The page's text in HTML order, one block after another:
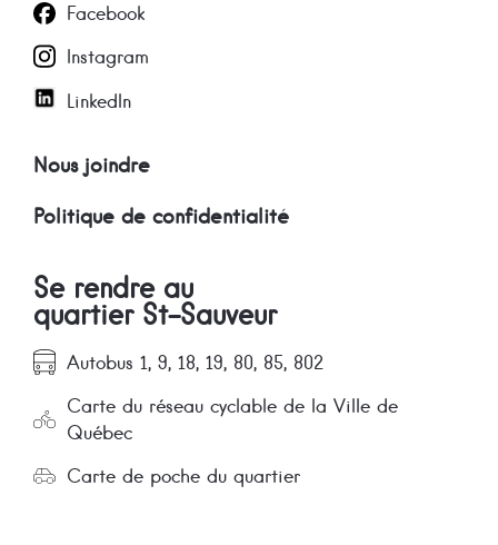
Facebook
Instagram
LinkedIn
Nous joindre
Politique de confidentialité
Se rendre au
quartier St-Sauveur
Autobus 1, 9, 18, 19, 80, 85, 802
Carte du réseau cyclable de la Ville de
Québec
Carte de poche du quartier